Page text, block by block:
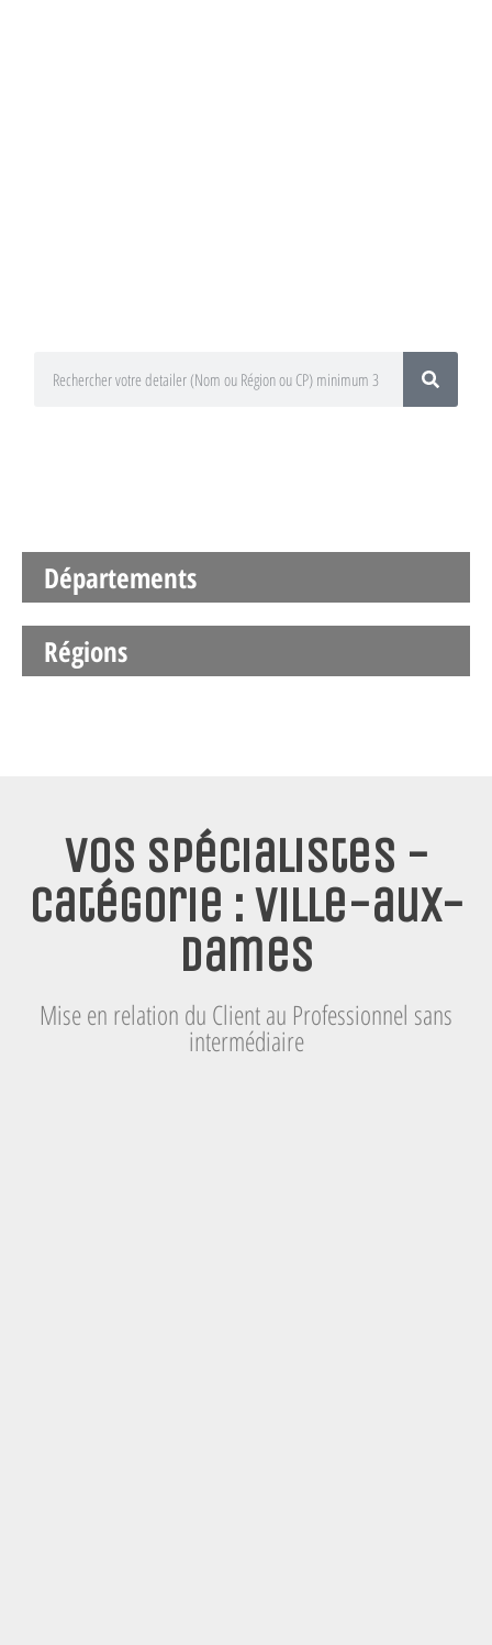
Départements
Régions
Vos spécialistes -
Catégorie : Ville-aux-
dames
Mise en relation du Client au Professionnel sans
intermédiaire